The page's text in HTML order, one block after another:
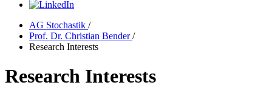
AG Stochastik /
Prof. Dr. Christian Bender/
Research Interests
Research Interests